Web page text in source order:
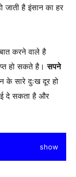
जाती है इंसान का हर
करने वाले है
हो सकते है।सपने
के सारे दुःख दूर हो
दे सकता है और
show